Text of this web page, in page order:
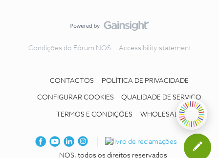
Condições do Fórum NOS Accessibility statement
CONTACTOS POLÍTICA DE PRIVACIDADE
CONFIGURAR COOKIES QUALIDADE DE SERVIÇO
TERMOS E CONDIÇÕES WHOLESALE
NOS, todos os direitos reservados